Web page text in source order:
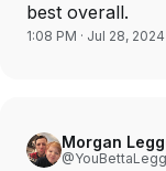
best overall.
1:08 PM · Jul 28, 2024
Morgan